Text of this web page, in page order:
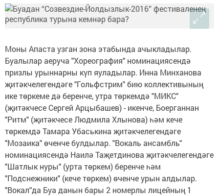
Моны Апаста узган зона этабында ачыкладылар.
Буалылар аеруча "Хореография" номинациясендә
призлы урыннарны күп яуладылар. Инна Минханова
җитәкчелегендәге "Гольфстрим" бию коллективының
ике төркеме дә беренче, утра төркемдә "МИКС"
(җитәкчесе Сергей Арцыбашев) - икенче, Боерганнан
"Ритм" (җитәкчесе Людмила Хлынова) һәм кече
төркемдә Тамара Убаськина җитәкчелегендәге
"Мозаика" өченче булдылар. "Вокаль ансамбль"
номинациясендә Наилә Таҗетдинова җитәкчелегендәге
"Шатлык нуры" (урта төркем) беренче һәм
"Подснежники" (кече төркем) өченче урын алдылар.
"Вокал"да Буа данын бары 2 номерлы лицейның 1